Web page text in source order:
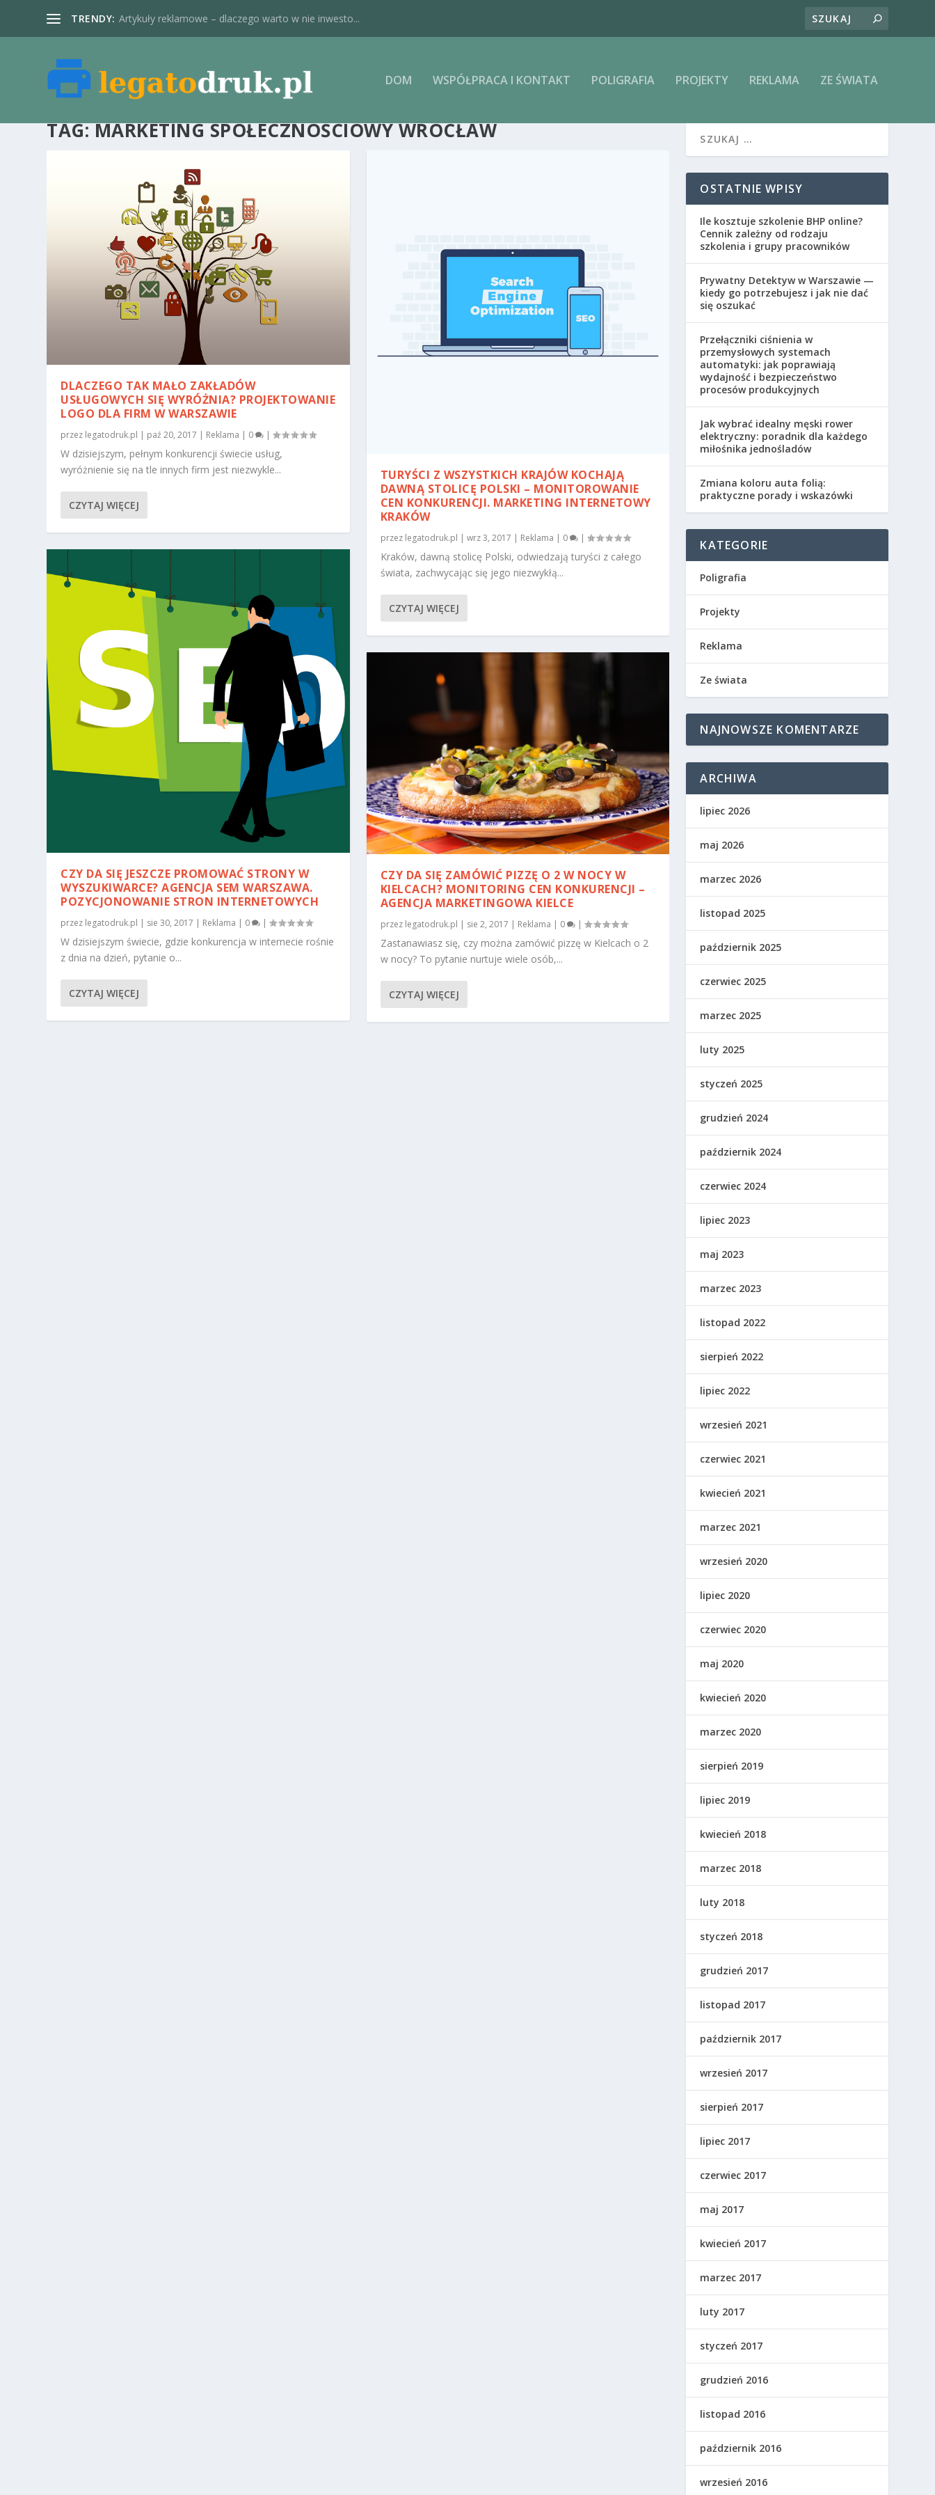
TRENDY: Artykuły reklamowe – dlaczego warto w nie inwesto...
DOM WSPÓŁPRACA I KONTAKT POLIGRAFIA PROJEKTY REKLAMA ZE ŚWIATA
TAG:MARKETING SPOŁECZNOŚCIOWY WROCŁAW
DLACZEGO TAK MAŁO ZAKŁADÓW
USŁUGOWYCH SIĘ WYRÓŻNIA? PROJEKTOWANIE
LOGO DLA FIRM W WARSZAWIE
przez legatodruk.pl | paź 20, 2017 | Reklama | 0 |
W dzisiejszym, pełnym konkurencji świecie usług,
wyróżnienie się na tle innych firm jest niezwykle...
CZYTAJ WIĘCEJ
CZY DA SIĘ JESZCZE PROMOWAĆ STRONY W
WYSZUKIWARCE? AGENCJA SEM WARSZAWA.
POZYCJONOWANIE STRON INTERNETOWYCH
przez legatodruk.pl | sie 30, 2017 | Reklama | 0 |
W dzisiejszym świecie, gdzie konkurencja w internecie rośnie
z dnia na dzień, pytanie o...
CZYTAJ WIĘCEJ
TURYŚCI Z WSZYSTKICH KRAJÓW KOCHAJĄ
DAWNĄ STOLICĘ POLSKI – MONITOROWANIE
CEN KONKURENCJI. MARKETING INTERNETOWY
KRAKÓW
przez legatodruk.pl | wrz 3, 2017 | Reklama | 0 |
Kraków, dawną stolicę Polski, odwiedzają turyści z całego
świata, zachwycając się jego niezwykłą...
CZYTAJ WIĘCEJ
CZY DA SIĘ ZAMÓWIĆ PIZZĘ O 2 W NOCY W
KIELCACH? MONITORING CEN KONKURENCJI –
AGENCJA MARKETINGOWA KIELCE
przez legatodruk.pl | sie 2, 2017 | Reklama | 0 |
Zastanawiasz się, czy można zamówić pizzę w Kielcach o 2
w nocy? To pytanie nurtuje wiele osób,...
CZYTAJ WIĘCEJ
OSTATNIE WPISY
Ile kosztuje szkolenie BHP online?
Cennik zależny od rodzaju
szkolenia i grupy pracowników
Prywatny Detektyw w Warszawie —
kiedy go potrzebujesz i jak nie dać
się oszukać
Przełączniki ciśnienia w
przemysłowych systemach
automatyki: jak poprawiają
wydajność i bezpieczeństwo
procesów produkcyjnych
Jak wybrać idealny męski rower
elektryczny: poradnik dla każdego
miłośnika jednośladów
Zmiana koloru auta folią:
praktyczne porady i wskazówki
KATEGORIE
Poligrafia
Projekty
Reklama
Ze świata
NAJNOWSZE KOMENTARZE
ARCHIWA
lipiec 2026
maj 2026
marzec 2026
listopad 2025
październik 2025
czerwiec 2025
marzec 2025
luty 2025
styczeń 2025
grudzień 2024
październik 2024
czerwiec 2024
lipiec 2023
maj 2023
marzec 2023
listopad 2022
sierpień 2022
lipiec 2022
wrzesień 2021
czerwiec 2021
kwiecień 2021
marzec 2021
wrzesień 2020
lipiec 2020
czerwiec 2020
maj 2020
kwiecień 2020
marzec 2020
sierpień 2019
lipiec 2019
kwiecień 2018
marzec 2018
luty 2018
styczeń 2018
grudzień 2017
listopad 2017
październik 2017
wrzesień 2017
sierpień 2017
lipiec 2017
czerwiec 2017
maj 2017
kwiecień 2017
marzec 2017
luty 2017
styczeń 2017
grudzień 2016
listopad 2016
październik 2016
wrzesień 2016